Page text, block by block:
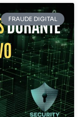
FRAUDE DIGITAL